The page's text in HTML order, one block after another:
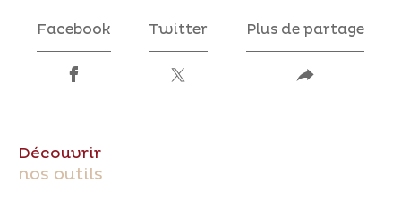
Facebook Twitter Plus de partage
découvrir
nos outils